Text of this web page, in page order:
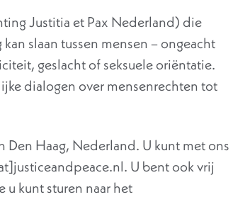
Justitia et Pax Nederland) die
slaan tussen mensen – ongeacht
geslacht of seksuele oriëntatie.
dialogen over mensenrechten tot
Den Haag, Nederland. U kunt met ons
U bent ook vrij
u kunt sturen naar het